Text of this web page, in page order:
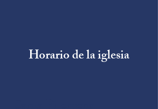
Horario de la iglesia